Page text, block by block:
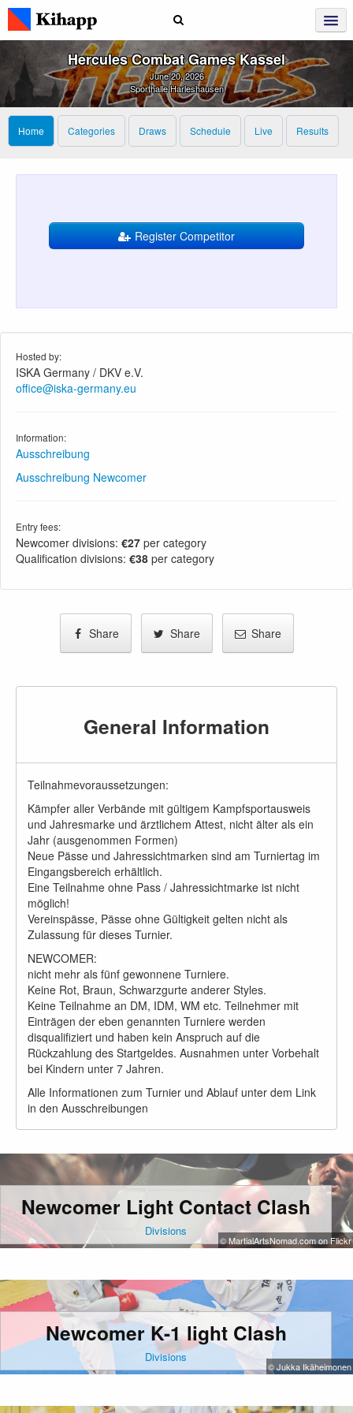
Hercules Combat Games Kassel
June 20, 2026
Sporthalle Harleshausen
Home Categories Draws Schedule Live Results
Register Competitor
Hosted by:
ISKA Germany / DKV e.V.
office@iska-germany.eu
Information:
Ausschreibung
Ausschreibung Newcomer
Entry fees:
Newcomer divisions: €27 per category
Qualification divisions: €38 per category
Share Share Share
General Information
Teilnahmevoraussetzungen:
Kämpfer aller Verbände mit gültigem Kampfsportausweis
und Jahresmarke und ärztlichem Attest, nicht älter als ein
Jahr (ausgenommen Formen)
Neue Pässe und Jahressichtmarken sind am Turniertag im
Eingangsbereich erhältlich.
Eine Teilnahme ohne Pass / Jahressichtmarke ist nicht
möglich!
Vereinspässe, Pässe ohne Gültigkeit gelten nicht als
Zulassung für dieses Turnier.
NEWCOMER:
nicht mehr als fünf gewonnene Turniere.
Keine Rot, Braun, Schwarzgurte anderer Styles.
Keine Teilnahme an DM, IDM, WM etc. Teilnehmer mit
Einträgen der eben genannten Turniere werden
disqualifiziert und haben kein Anspruch auf die
Rückzahlung des Startgeldes. Ausnahmen unter Vorbehalt
bei Kindern unter 7 Jahren.
Alle Informationen zum Turnier und Ablauf unter dem Link
in den Ausschreibungen
Newcomer Light Contact Clash
Divisions
© MartialArtsNomad.com on Flickr
Newcomer K-1 light Clash
Divisions
© Jukka Ikäheimonen